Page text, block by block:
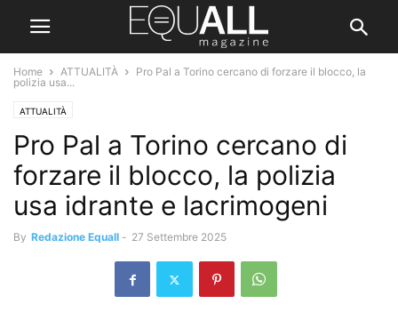
Home ATTUALITÀ
Pro Pal a Torino cercano di forzare il blocco, la
polizia usa...
ATTUALITÀ
Pro Pal a Torino cercano di
forzare il blocco, la polizia
usa idrante e lacrimogeni
By Redazione Equall - 27 Settembre 2025